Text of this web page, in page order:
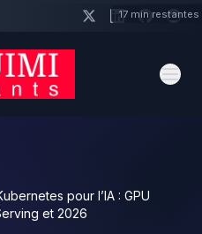
pour l’IA : GPU
et 2026
17 min restantes